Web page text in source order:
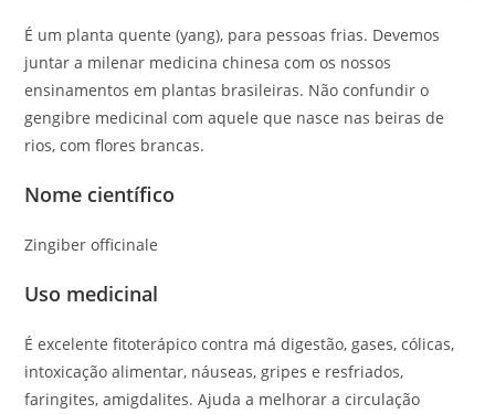
É um planta quente (yang), para pessoas frias. Devemos
juntar a milenar medicina chinesa com os nossos
ensinamentos em plantas brasileiras. Não confundir o
gengibre medicinal com aquele que nasce nas beiras de
rios, com flores brancas.
Nome científico
Zingiber officinale
Uso medicinal
É excelente fitoterápico contra má digestão, gases, cólicas,
intoxicação alimentar, náuseas, gripes e resfriados,
faringites, amigdalites. Ajuda a melhorar a circulação